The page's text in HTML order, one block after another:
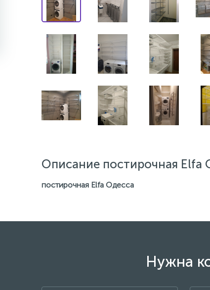
Описание постирочная Elfa
постирочная Elfa Одесса
Нужна